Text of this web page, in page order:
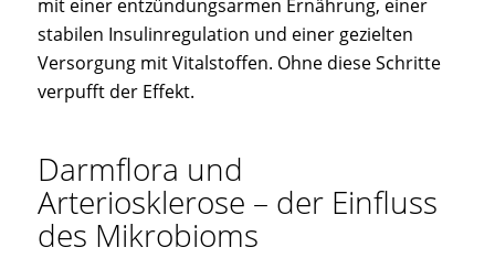
mit einer entzündungsarmen Ernährung, einer
stabilen Insulinregulation und einer gezielten
Versorgung mit Vitalstoffen. Ohne diese Schritte
verpufft der Effekt.
Darmflora und
Arteriosklerose – der Einfluss
des Mikrobioms